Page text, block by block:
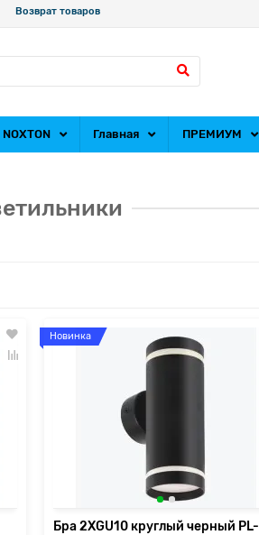
Возврат товаров
NOXTON Главная ПРЕМИУМ
Новинка
Бра 2XGU10 круглый черный PL-